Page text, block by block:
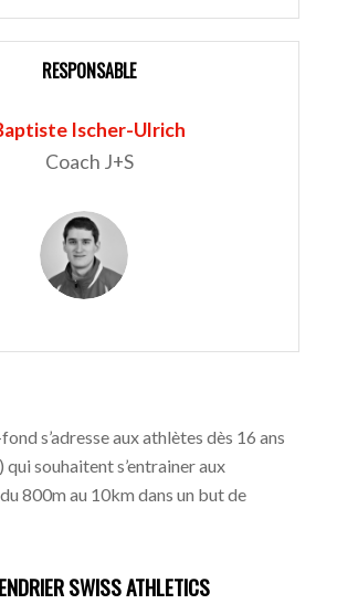
RESPONSABLE
Ischer-Ulrich
Coach J+S
s’adresse aux athlètes dès 16 ans
souhaitent s’entrainer aux
800m au 10km dans un but de
SWISS ATHLETICS